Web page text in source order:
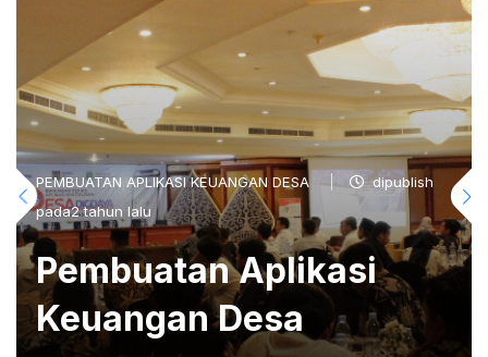
PEMBUATAN APLIKASI KEUANGAN DESA
dipublish
pada2 tahun lalu
Pembuatan Aplikasi
Keuangan Desa